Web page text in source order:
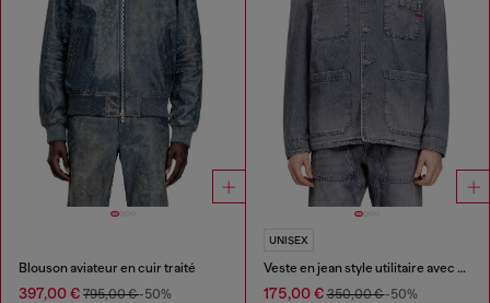
Blouson aviateur en cuir traité
397,00 € 795,00 €-50%
UNISEX
Veste en jean style utilitaire avec col contrastant
175,00 €350,00 €-50%